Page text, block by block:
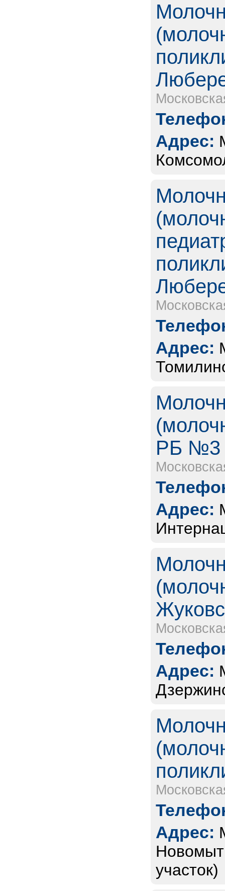
Адрес:
Адрес:
РБ №3
Адрес:
Адрес:
Адрес:
участок)